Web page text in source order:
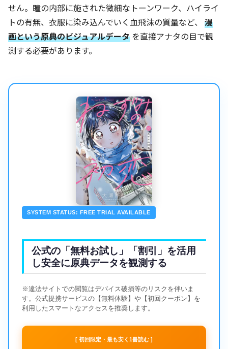
せん。瞳の内部に施された微細なトーンワーク、ハイライ
トの有無、衣服に染み込んでいく血飛沫の質量など、 漫
画という原典のビジュアルデータ を直接アナタの目で観
測する必要があります。
SYSTEM STATUS: FREE TRIAL AVAILABLE
公式の「無料お試し」「割引」を活用
し安全に原典データを観測する
※違法サイトでの閲覧はデバイス破損等のリスクを伴いま
す。公式提携サービスの【無料体験】や【初回クーポン】を
利用したスマートなアクセスを推奨します。
[ 初回限定・最も安く1冊読む ]